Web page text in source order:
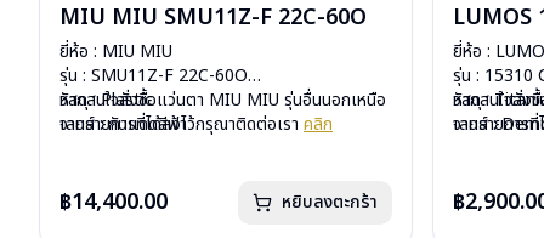
MIU MIU SMU11Z-F 22C-60O
ยี่ห้อ : MIU MIU
รุ่น : SMU11Z-F 22C-60O
วัสดุ : Plastic
เลนส์ : กันแดดสีฟ้า
อุปกรณ์ : กล่องแว่น , ผ้าเช็ดแว่น
หากสนใจสั่งชื้อแว่นตา MIU MIU รุ่นอื่นนอกเหนือ
จากรายการที่ได้ลงไว้กรุณาติดต่อเรา คลิก
฿14,400.00 หยิบลงตะกร้า
LUMOS
ยี่ห้อ :
รุ่น : 15310
วัสดุ :
เลนส์ :
อุปกรณ์ : กล่
หากสนใจสั่ง
จากรายการ
฿